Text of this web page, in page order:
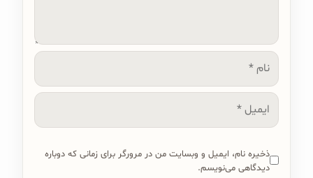
نام
ایمیل
ذخیره نام، ایمیل و وبسایت من در مرورگر برای زمانی که دوباره
دیدگاهی می‌نویسم.